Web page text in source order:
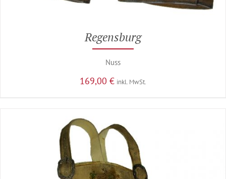
Regensburg
Nuss
169,00 € inkl. MwSt.